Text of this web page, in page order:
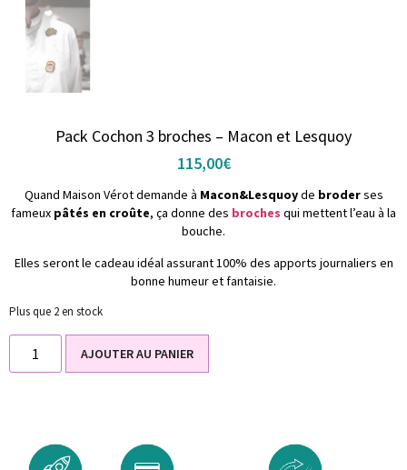
Pack Cochon 3 broches – Macon et Lesquoy
115,00€
Quand Maison Vérot demande à Macon&Lesquoyde broderses
fameux pâtés en croûte, ça donne des broches qui mettent l’eau à la
bouche.
Elles seront le cadeau idéal assurant 100% des apports journaliers en
bonne humeur et fantaisie.
Plus que 2 en stock
AJOUTER AU PANIER